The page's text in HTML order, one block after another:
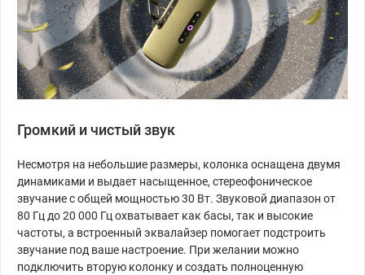
Громкий и чистый звук
Несмотря на небольшие размеры, колонка оснащена двумя
динамиками и выдает насыщенное, стереофоническое
звучание с общей мощностью 30 Вт. Звуковой диапазон от
80 Гц до 20 000 Гц охватывает как басы, так и высокие
частоты, а встроенный эквалайзер помогает подстроить
звучание под ваше настроение. При желании можно
подключить вторую колонку и создать полноценную